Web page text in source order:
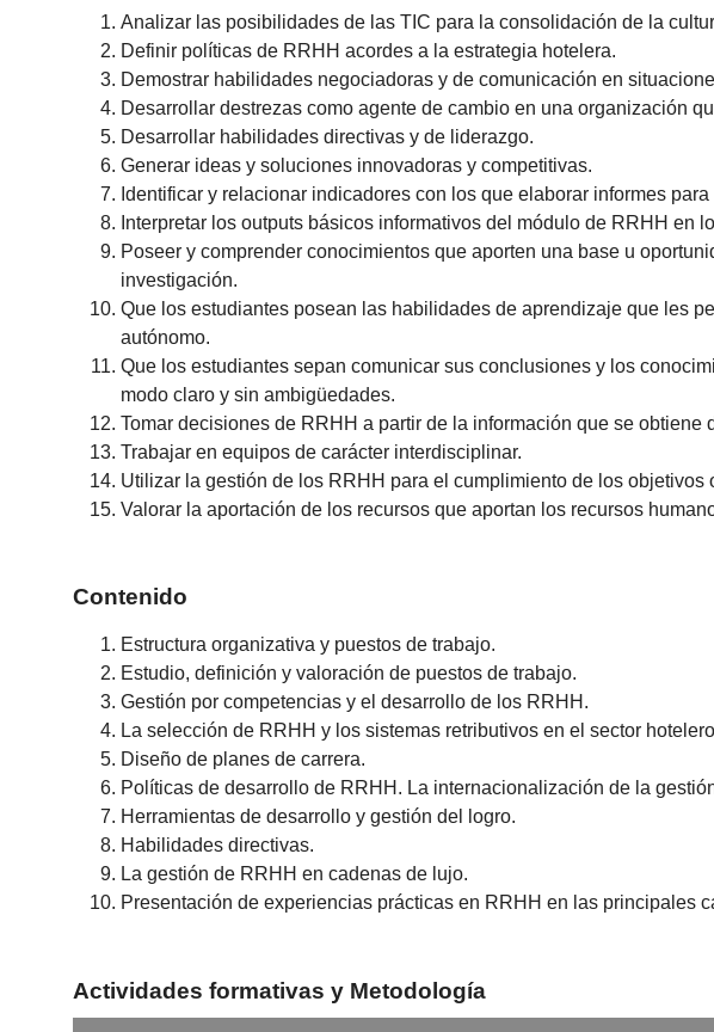
Analizar las posibilidades de las TIC para la consolidación de la
Definir políticas de RRHH acordes a la estrategia hotelera.
Demostrar habilidades negociadoras y de comunicación en
Desarrollar destrezas como agente de cambio en una organización
Desarrollar habilidades directivas y de liderazgo.
Generar ideas y soluciones innovadoras y competitivas.
Identificar y relacionar indicadores con los que elaborar informes
Interpretar los outputs básicos informativos del módulo de RRHH en
Poseer y comprender conocimientos que aporten una base u
investigación.
Que los estudiantes posean las habilidades de aprendizaje que les
autónomo.
Que los estudiantes sepan comunicar sus conclusiones y los
modo claro y sin ambigüedades.
Tomar decisiones de RRHH a partir de la información que se
Trabajar en equipos de carácter interdisciplinar.
Utilizar la gestión de los RRHH para el cumplimiento de los objetivos
Valorar la aportación de los recursos que aportan los recursos
Contenido
Estructura organizativa y puestos de trabajo.
Estudio, definición y valoración de puestos de trabajo.
Gestión por competencias y el desarrollo de los RRHH.
La selección de RRHH y los sistemas retributivos en el sector
Diseño de planes de carrera.
Políticas de desarrollo de RRHH. La internacionalización de la
Herramientas de desarrollo y gestión del logro.
Habilidades directivas.
La gestión de RRHH en cadenas de lujo.
Presentación de experiencias prácticas en RRHH en las principales
Actividades formativas y Metodología